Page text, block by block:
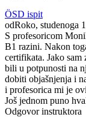
ÖSD ispit
odRoko, studenoga
S profesoricom
B1 razini. Nakon
certifikata. Jako sam
bili u potpunosti na
dobiti objašnjenja i
i profesorica mi je
Još jednom puno
Odgovor instruktora